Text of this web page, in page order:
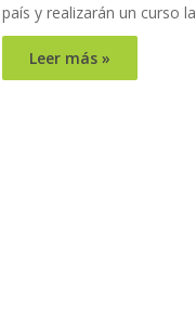
país y realizarán un curso
Leer más »